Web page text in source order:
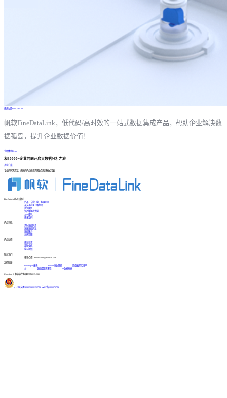
免费试用FineDataLink
帆软FineDataLink，低代码/高时效的一站式数据集成产品，帮助企业解决数
据孤岛，提升企业数据价值！
立即体验Demo
和30000+企业共同开启大数据分析之旅
咨询方案
专业的解决方案、先进的产品帮您实现业务的爆发式增长
FineDataLink标杆案例
台晶（宁波）电子有限公司
某交通高速公路集团
浙江国贸
江西中医药大学
三一重机
更多案例
产品功能
实时数据同步
高效数据开发
数据服务
系统管理
产品动态
更新日志
帮助文档
学习视频
联系我们
市场合作：finedatalink@fanruan.com
友情链接
FineReport报表
FineBI商业智能
简道云零代码平
台
数据库知识教程 BI数据分析
Copyright © 帆软软件有限公司 2015-2026
苏公网安备32020502001567号 苏ICP备18065767号